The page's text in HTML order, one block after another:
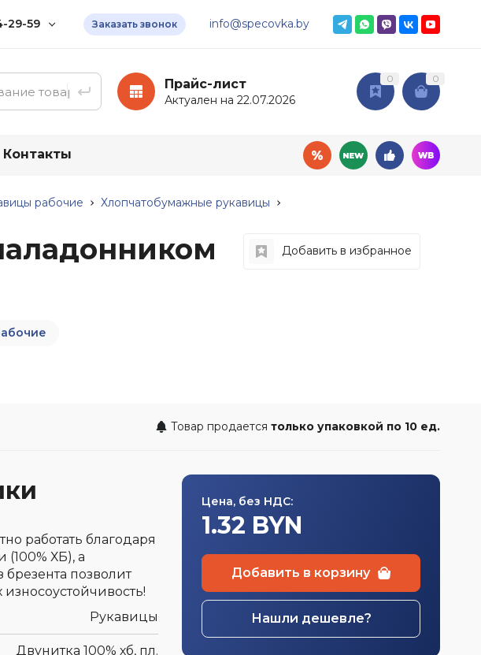
29-59
доступной
24-36
Заказать звонок info@specovka.by
Прайс-лист
Актуален на 22.07.2026
0 0
Прочие товары
Дополнительные
Контакты
рабочие
Хлопчатобумажные рукавицы
Добавить в избранное
Товар продается только упаковкой по 10 ед.
работать благодаря
ХБ), а
позволит
Рукавицы
Двунитка 100% хб, пл.
Цена, без НДС:
1.32 BYN
Добавить в корзину
Нашли дешевле?